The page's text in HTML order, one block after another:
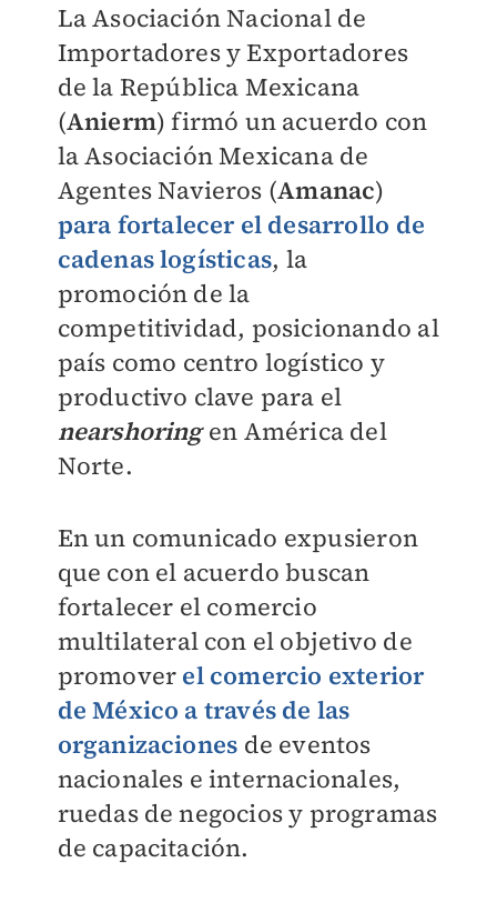
La Asociación Nacional de
Importadores y Exportadores
de la República Mexicana
(Anierm) firmó un acuerdo con
la Asociación Mexicana de
Agentes Navieros (Amanac)
para fortalecer el desarrollo de
cadenas logísticas, la
promoción de la
competitividad, posicionando al
país como centro logístico y
productivo clave para el
nearshoringen América del
Norte.
En un comunicado expusieron
que con el acuerdo buscan
fortalecer el comercio
multilateral con el objetivo de
promover el comercio exterior
de México a través de las
organizaciones de eventos
nacionales e internacionales,
ruedas de negocios y programas
de capacitación.